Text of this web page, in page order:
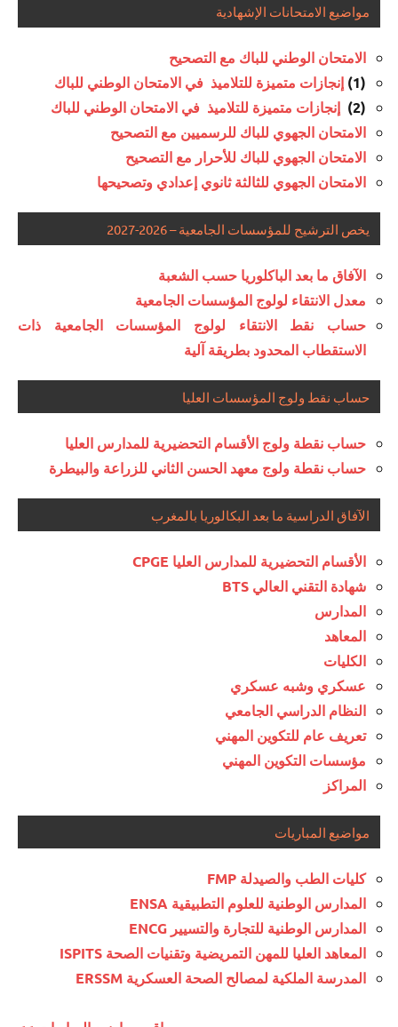
مواضيع الامتحانات الإشهادية
الامتحان الوطني للباك مع التصحيح
(1)
إنجازات متميزة للتلاميذ في الامتحان الوطني للباك
(2)
إنجازات متميزة للتلاميذ في الامتحان الوطني للباك
الامتحان الجهوي للباك للرسميين مع التصحيح
الامتحان الجهوي للباك للأحرار مع التصحيح
الامتحان الجهوي للثالثة ثانوي إعدادي وتصحيحها
يخص الترشيح للمؤسسات الجامعية – 2026-2027
الآفاق ما بعد الباكلوريا حسب الشعبة
معدل الانتقاء لولوج المؤسسات الجامعية
حساب نقط الانتقاء لولوج المؤسسات الجامعية ذات
الاستقطاب المحدود بطريقة آلية
حساب نقط ولوج المؤسسات العليا
حساب نقطة ولوج الأقسام التحضيرية للمدارس العليا
حساب نقطة ولوج معهد الحسن الثاني للزراعة والبيطرة
الآفاق الدراسية ما بعد البكالوريا بالمغرب
الأقسام التحضيرية للمدارس العليا CPGE
شهادة التقني العالي BTS
المدارس
المعاهد
الكليات
عسكري وشبه عسكري
النظام الدراسي الجامعي
تعريف عام للتكوين المهني
مؤسسات التكوين المهني
المراكز
مواضيع المباريات
كليات الطب والصيدلة FMP
المدارس الوطنية للعلوم التطبيقية ENSA
المدارس الوطنية للتجارة والتسيير ENCG
المعاهد العليا للمهن التمريضية وتقنيات الصحة ISPITS
المدرسة الملكية لمصالح الصحة العسكرية ERSSM